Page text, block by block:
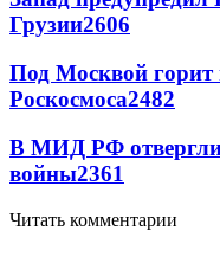
Грузии2606
Под Москвой горит
Роскосмоса2482
В МИД РФ отвергли
войны2361
Читать комментарии